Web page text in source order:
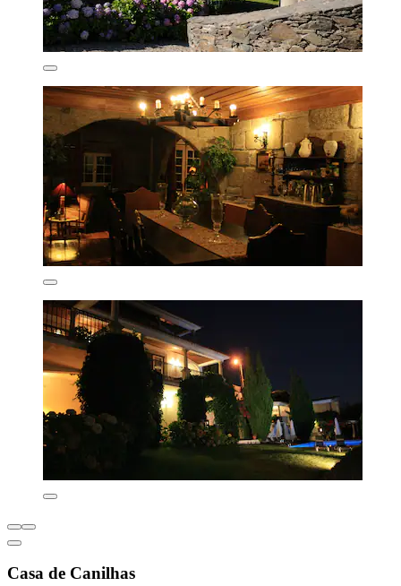
Casa de Canilhas